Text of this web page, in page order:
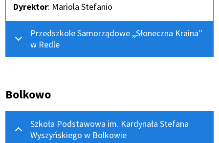
w
nowym
oknie
Dyrektor: Mariola Stefanio
Przedszkole Samorządowe ,,Słoneczna Kraina''
w Redle
Bolkowo
Szkoła Podstawowa im. Kardynała Stefana
Wyszyńskiego w Bolkowie